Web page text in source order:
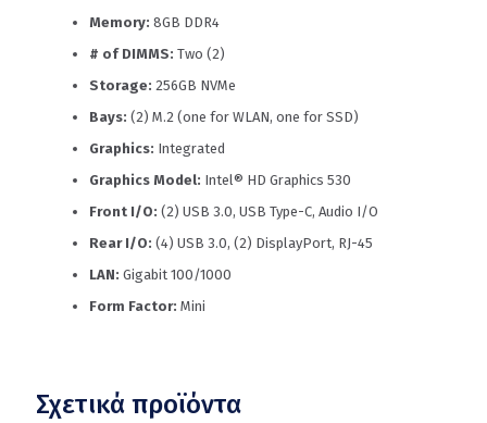
Memory: 8GB DDR4
# of DIMMS: Two (2)
Storage: 256GB NVMe
Bays: (2) M.2 (one for WLAN, one for SSD)
Graphics: Integrated
Graphics Model: Intel® HD Graphics 530
Front I/O: (2) USB 3.0, USB Type-C, Audio I/O
Rear I/O: (4) USB 3.0, (2) DisplayPort, RJ-45
LAN: Gigabit 100/1000
Form Factor: Mini
Σχετικά προϊόντα